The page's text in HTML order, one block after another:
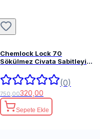
Chemlock Lock 70
Sökülmez Civata Sabitleyici
(0)
750,00320,00
Sepete Ekle